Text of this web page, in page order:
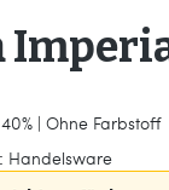
| Ohne Farbstoff
Handelsware